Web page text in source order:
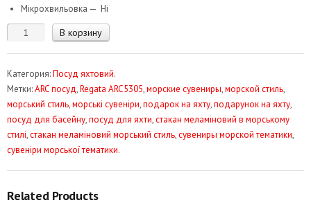
Мікрохвильовка — Ні
Количество
меламіновий
для
води
Regata
ARC5305
В корзину
Категория:Посуд яхтовий.
Метки:ARC посуд,Regata ARC5305,морские сувениры,морской стиль,
морський стиль,морські сувеніри,подарок на яхту,подарунок на яхту,
посуд для басейну,посуд для яхти,стакан меламіновий в морському
стилі,стакан меламіновий морський стиль,сувениры морской тематики,
сувеніри морської тематики.
Related Products